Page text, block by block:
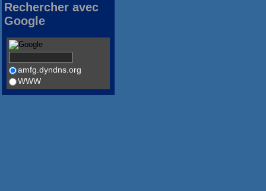
Rechercher avec
Google
amfg.dyndns.org
WWW